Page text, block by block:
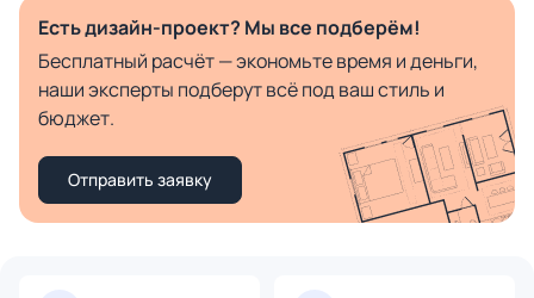
Есть дизайн-проект? Мы все подберём!
Бесплатный расчёт — экономьте время и деньги,
наши эксперты подберут всё под ваш стиль и
бюджет.
Отправить заявку